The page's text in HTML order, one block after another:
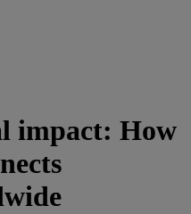
impact: How